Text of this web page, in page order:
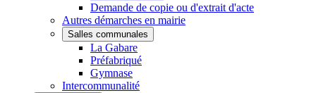
Demande de copie ou d'extrait d'acte
Autres démarches en mairie
Salles communales
La Gabare
Préfabriqué
Gymnase
Intercommunalité